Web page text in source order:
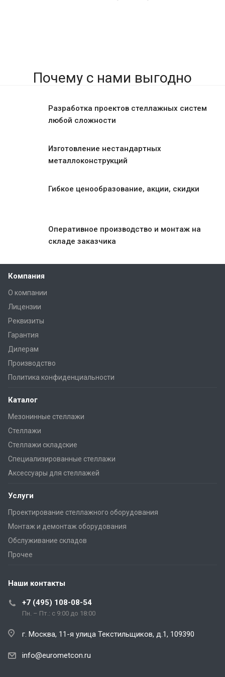
Почему с нами выгодно
Разработка проектов стеллажных систем
любой сложности
Изготовление нестандартных
металлоконструкций
Гибкое ценообразование, акции, скидки
Оперативное производство и монтаж на
складе заказчика
Компания
О компании
Лицензии
Реквизиты
Гарантия
Дилерам
Производство
Политика конфиденциальности
Каталог
Мезонинные стеллажи
Стеллажи
Стеллажи складские
Специализированные стеллажи
Аксессуары для стеллажей
Услуги
Проектирование стеллажного оборудования
Монтаж и демонтаж оборудования
Обслуживание складов
Прочее
Наши контакты
+7 (495) 108-08-54
Пн. – Пт.: с 9:00 до 18:00
г. Москва, 11-я улица Текстильщиков, д.1, 109390
info@eurometcon.ru
Отмена